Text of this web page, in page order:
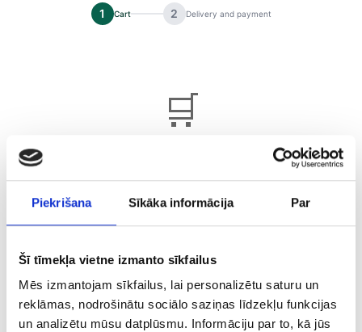
Piekrišana Sīkāka informācija Par
Šī tīmekļa vietne izmanto sīkfailus
Mēs izmantojam sīkfailus, lai personalizētu saturu un
reklāmas, nodrošinātu sociālo saziņas līdzekļu funkcijas
un analizētu mūsu datplūsmu. Informāciju par to, kā jūs
1 Cart 2 Delivery and payment
🛒
bouquet